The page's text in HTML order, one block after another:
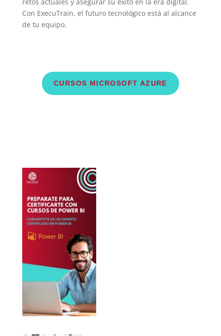
Con ExecuTrain, el futuro tecnológico está al alcance
de tu equipo.
CURSOS MICROSOFT AZURE